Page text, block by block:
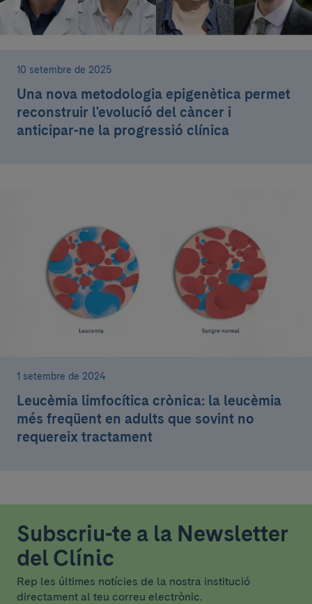
10 setembre de 2025
Una nova metodologia epigenètica permet
reconstruir l'evolució del càncer i
anticipar-ne la progressió clínica
1 setembre de 2024
Leucèmia limfocítica crònica: la leucèmia
més freqüent en adults que sovint no
requereix tractament
Subscriu-te a la Newsletter
del Clínic
Rep les últimes notícies de la nostra institució
directament al teu correu electrònic.